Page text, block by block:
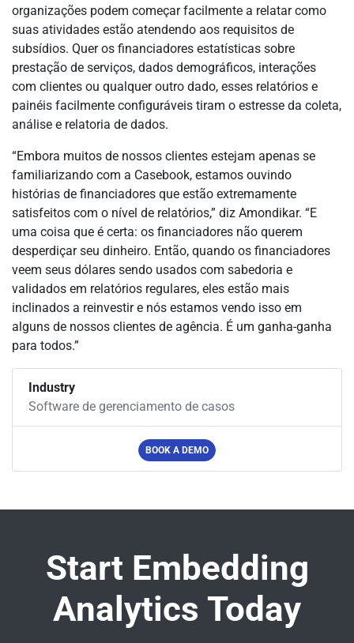
organizações podem começar facilmente a relatar como
suas atividades estão atendendo aos requisitos de
subsídios. Quer os financiadores estatísticas sobre
prestação de serviços, dados demográficos, interações
com clientes ou qualquer outro dado, esses relatórios e
painéis facilmente configuráveis tiram o estresse da coleta,
análise e relatoria de dados.
“Embora muitos de nossos clientes estejam apenas se
familiarizando com a Casebook, estamos ouvindo
histórias de financiadores que estão extremamente
satisfeitos com o nível de relatórios,” diz Amondikar. “E
uma coisa que é certa: os financiadores não querem
desperdiçar seu dinheiro. Então, quando os financiadores
veem seus dólares sendo usados com sabedoria e
validados em relatórios regulares, eles estão mais
inclinados a reinvestir e nós estamos vendo isso em
alguns de nossos clientes de agência. É um ganha-ganha
para todos.”
Industry
Software de gerenciamento de casos
BOOK A DEMO
Start Embedding
Analytics Today